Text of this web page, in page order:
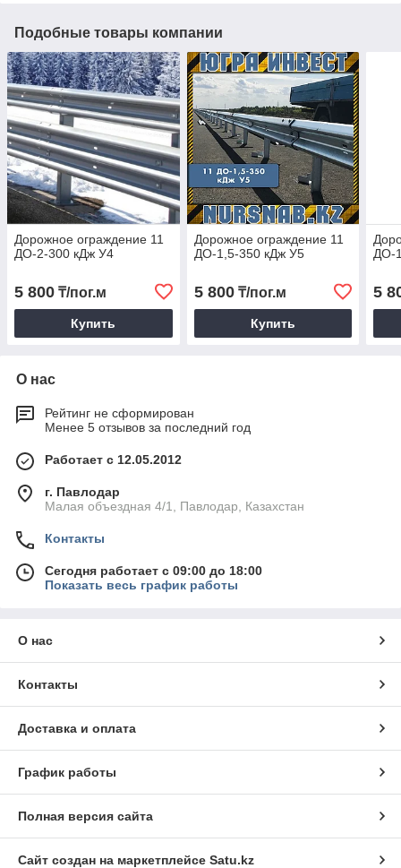
Подобные товары компании
Дорожное ограждение 11
ДО-2-300 кДж У4
5 800 ₸/пог.м
Купить
Дорожное ограждение 11
ДО-1,5-350 кДж У5
5 800₸/пог.м
Купить
ДО-
5
О нас
Рейтинг не сформирован
Менее 5 отзывов за последний год
Работает с 12.05.2012
г. Павлодар
Малая объездная 4/1, Павлодар, Казахстан
Контакты
Сегодня работает с 09:00 до 18:00
Показать весь график работы
О нас
Контакты
Доставка и оплата
График работы
Полная версия сайта
Сайт создан на маркетплейсе Satu.kz